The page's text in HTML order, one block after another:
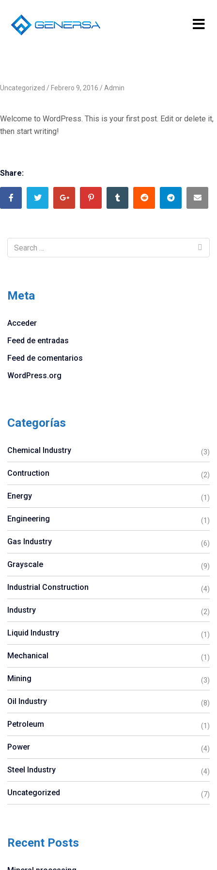
Uncategorized Febrero 9, 2016 Admin
Welcome to WordPress. This is your first post. Edit or delete it,
then start writing!
Share:
Meta
Acceder
Feed de entradas
Feed de comentarios
WordPress.org
Categorías
Chemical Industry (3)
Contruction (2)
Energy (1)
Engineering (1)
Gas Industry (6)
Grayscale (9)
Industrial Construction (4)
Industry (2)
Liquid Industry (1)
Mechanical (1)
Mining (3)
Oil Industry (8)
Petroleum (1)
Power (4)
Steel Industry (4)
Uncategorized (7)
Recent Posts